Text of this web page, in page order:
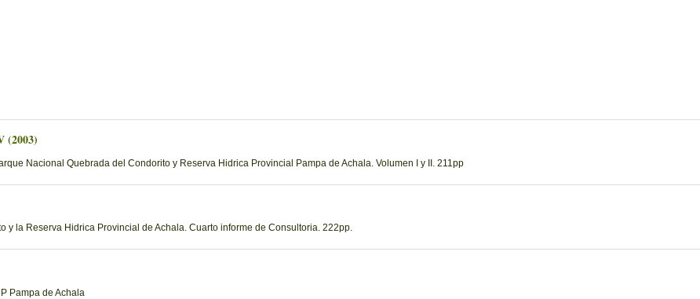
(2003)
Nacional Quebrada del Condorito y Reserva Hidrica Provincial Pampa de Achala. Volumen I y II. 211pp
la Reserva Hidrica Provincial de Achala. Cuarto informe de Consultoria. 222pp.
Pampa de Achala